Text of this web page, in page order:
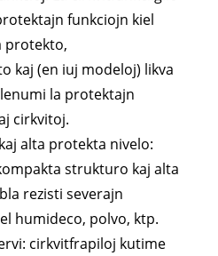
funkciojn kiel
protekto,
kaj (en iuj modeloj) likva
la protektajn
cirkvitoj.
alta protekta nivelo:
strukturo kaj alta
rezisti severajn
humideco, polvo, ktp.
cirkvitfrapiloj kutime